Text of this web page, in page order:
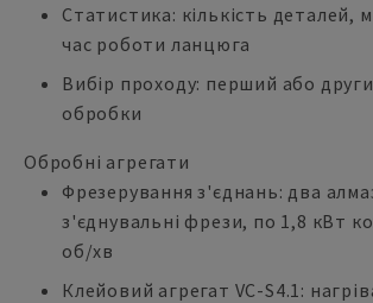
Статистика: кількість деталей,
час роботи ланцюга
Вибір проходу: перший або
обробки
Обробні агрегати
Фрезерування з'єднань: два
з'єднувальні фрези, по 1,8 кВт
об/хв
Клейовий агрегат VC-S4.1: